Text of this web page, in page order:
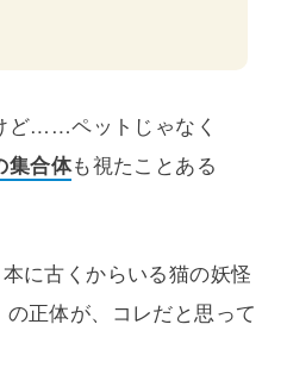
ど……ペットじゃなく
集合体も視たことある
に古くからいる猫の妖怪
の正体が、コレだと思って